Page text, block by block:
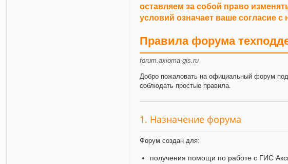
оставляем за собой право
условий означает ваше согласие с
Правила форума
forum.axioma-gis.ru
Добро пожаловать на официальный форум
соблюдать простые правила.
1. Назначение форума
Форум создан для:
получения помощи по работе с ГИС